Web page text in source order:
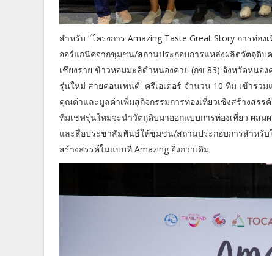
สำหรับ “โครงการ Amazing Taste Great Story การท่
ออร์แกนิคจากชุมชน/สถานประกอบการแหล่งผลิตวัตถุดิบ
เชียงราย ข้าวหอมมะลิดำหนองคาย (กข 83) จังหวัดหน
รุ่นใหม่ สายคอนเทนต์ ครีเอเตอร์ จำนวน 10 ทีม เข้าร่ว
คุณค่าและมูลค่าเพิ่มสู่กิจกรรมการท่องเที่ยวเชิงสร้างสร
ทีมเชฟรุ่นใหม่จะนำวัตถุดิบมาออกแบบการท่องเที่ยว ผสม
และสื่อประชาสัมพันธ์ให้ชุมชน/สถานประกอบการสำหรับ
สร้างสรรค์ในแบบที่ Amazing ยิ่งกว่าเดิม